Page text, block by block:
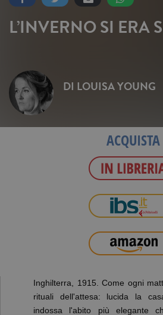
L’INVERNO SI ERA
DI LOUISA YOUNG
ACQUISTA
Inghilterra, 1915. Come ogni
rituali dell'attesa: lucida la
indossa l'abito più elegante